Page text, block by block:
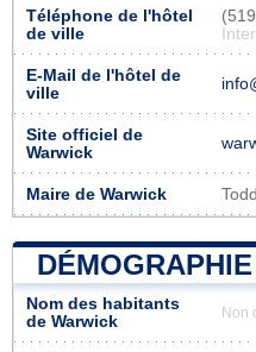
Téléphone de l'hôtel
de ville
E-Mail de l'hôtel de
ville
Site officiel de
Warwick
Maire de Warwick
Nom des habitants
de Warwick
Non